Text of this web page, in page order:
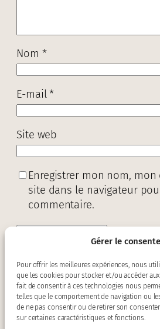
Gérer le
Pour offrir les meilleures expériences, nous
que les cookies pour stocker et/ou accéder
fait de consentir à ces technologies nous
telles que le comportement de navigation ou
de ne pas consentir ou de retirer son
sur certaines caractéristiques et fonctions.
Nom *
E-mail*
Site web
Enregistrer mon nom,
site dans le navigateur
commentaire.